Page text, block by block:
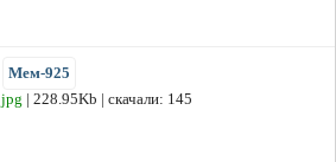
Мем-925
jpg | 228.95Kb | скачали: 145